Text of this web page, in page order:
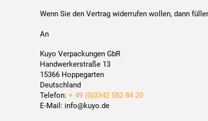
Wenn Sie den Vertrag widerrufen wollen, dann
An
Kuyo Verpackungen GbR
Handwerkerstraße 13
15366 Hoppegarten
Deutschland
Telefon: + 49 (0)3342 502 84 20
E-Mail: info@kuyo.de